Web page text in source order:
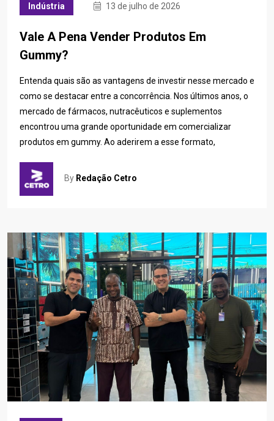
Indústria 13 de julho de 2026
Vale A Pena Vender Produtos Em
Gummy?
Entenda quais são as vantagens de investir nesse mercado e
como se destacar entre a concorrência. Nos últimos anos, o
mercado de fármacos, nutracêuticos e suplementos
encontrou uma grande oportunidade em comercializar
produtos em gummy. Ao aderirem a esse formato,
By Redação Cetro